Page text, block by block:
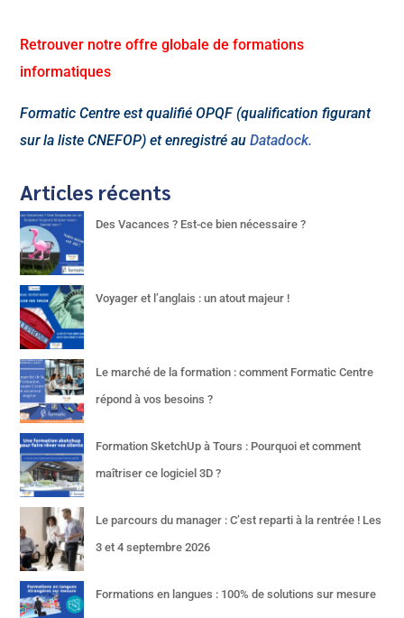
Retrouver notre offre globale de formations
informatiques
Formatic Centre est qualifié OPQF (qualification figurant
sur la liste CNEFOP) et enregistré auDatadock.
Articles récents
Des Vacances ? Est-ce bien nécessaire ?
Voyager et l’anglais : un atout majeur !
Le marché de la formation : comment Formatic Centre
répond à vos besoins ?
Formation SketchUp à Tours : Pourquoi et comment
maîtriser ce logiciel 3D ?
Le parcours du manager : C’est reparti à la rentrée ! Les
3 et 4 septembre 2026
Formations en langues : 100% de solutions sur mesure